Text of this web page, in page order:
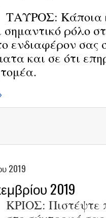
ΤΑΥΡΟΣ: Κάποια
σημαντικό ρόλο
ενδιαφέρον σας
και σε ότι
2019
2019
ΚΡΙΟΣ: Πιστέψτε